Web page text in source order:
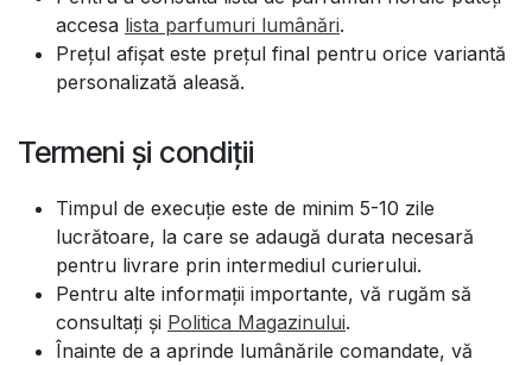
accesa lista parfumuri lumânări.
Prețul afișat este prețul final pentru orice variantă
personalizată aleasă.
Termeni și condiții
Timpul de execuție este de minim 5-10 zile
lucrătoare, la care se adaugă durata necesară
pentru livrare prin intermediul curierului.
Pentru alte informații importante, vă rugăm să
consultați și Politica Magazinului.
Înainte de a aprinde lumânările comandate, vă